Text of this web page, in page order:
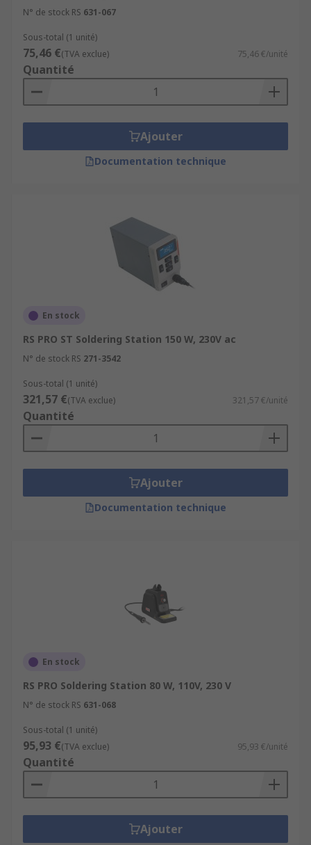
N° de stock RS 631-067
Sous-total (1 unité)
75,46 €(TVA exclue) 75,46 €/unité
Quantité
Ajouter
Documentation technique
En stock
RS PRO ST Soldering Station 150 W, 230V ac
N° de stock RS 271-3542
Sous-total (1 unité)
321,57 €(TVA exclue) 321,57 €/unité
Quantité
Ajouter
Documentation technique
En stock
RS PRO Soldering Station 80 W, 110V, 230 V
N° de stock RS 631-068
Sous-total (1 unité)
95,93 €(TVA exclue) 95,93 €/unité
Quantité
Ajouter